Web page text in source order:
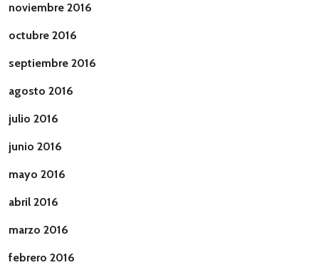
noviembre 2016
octubre 2016
septiembre 2016
agosto 2016
julio 2016
junio 2016
mayo 2016
abril 2016
marzo 2016
febrero 2016